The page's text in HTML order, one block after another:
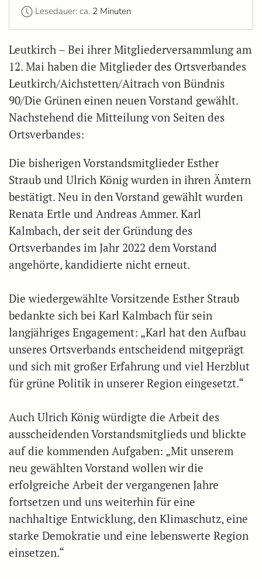
Lesedauer: ca. 2 Minuten
Leutkirch – Bei ihrer Mitgliederversammlung am
12. Mai haben die Mitglieder des Ortsverbandes
Leutkirch/Aichstetten/Aitrach von Bündnis
90/Die Grünen einen neuen Vorstand gewählt.
Nachstehend die Mitteilung von Seiten des
Ortsverbandes:
Die bisherigen Vorstandsmitglieder Esther
Straub und Ulrich König wurden in ihren Ämtern
bestätigt. Neu in den Vorstand gewählt wurden
Renata Ertle und Andreas Ammer. Karl
Kalmbach, der seit der Gründung des
Ortsverbandes im Jahr 2022 dem Vorstand
angehörte, kandidierte nicht erneut.
Die wiedergewählte Vorsitzende Esther Straub
bedankte sich bei Karl Kalmbach für sein
langjähriges Engagement: „Karl hat den Aufbau
unseres Ortsverbands entscheidend mitgeprägt
und sich mit großer Erfahrung und viel Herzblut
für grüne Politik in unserer Region eingesetzt.“
Auch Ulrich König würdigte die Arbeit des
ausscheidenden Vorstandsmitglieds und blickte
auf die kommenden Aufgaben: „Mit unserem
neu gewählten Vorstand wollen wir die
erfolgreiche Arbeit der vergangenen Jahre
fortsetzen und uns weiterhin für eine
nachhaltige Entwicklung, den Klimaschutz, eine
starke Demokratie und eine lebenswerte Region
einsetzen.“